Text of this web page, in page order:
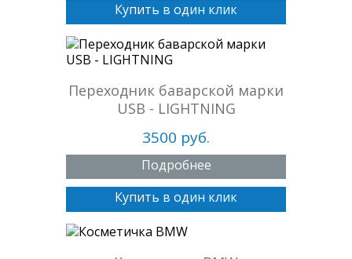
Купить в один клик
Переходник баварской марки
USB - LIGHTNING
3500 руб.
Подробнее
Купить в один клик